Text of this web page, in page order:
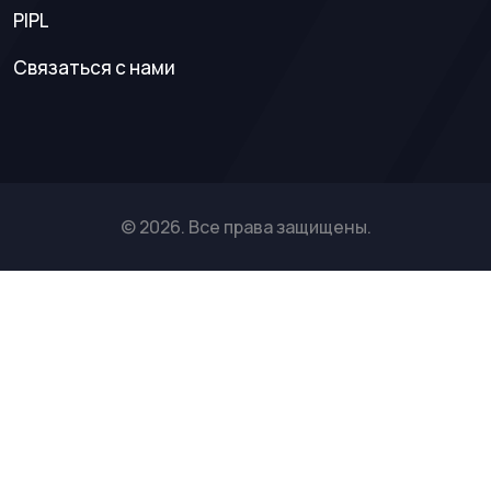
PIPL
Связаться с нами
© 2026. Все права защищены.